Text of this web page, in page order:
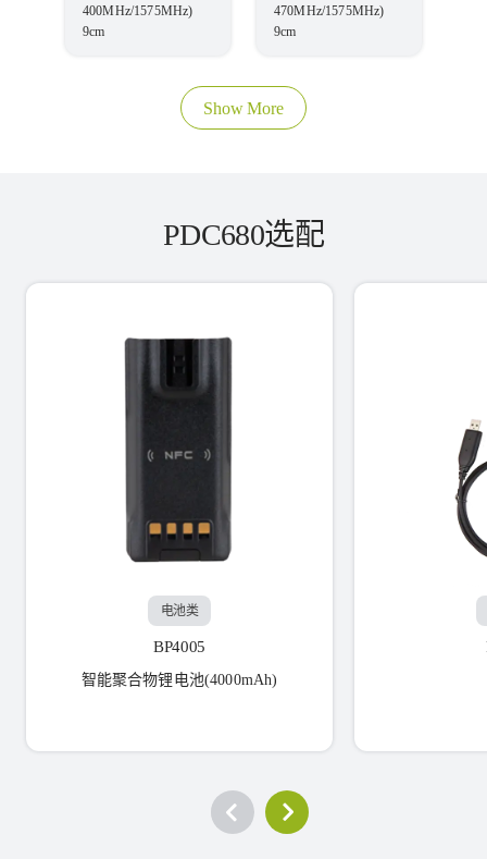
400MHz/1575MHz)
9cm
470MHz/1575MHz)
9cm
Show More
PDC680选配
电池类
BP4005
智能聚合物锂电池(4000mAh)